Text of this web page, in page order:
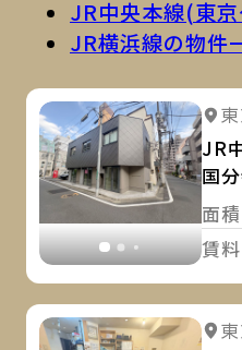
JR中央本線(東
JR横浜線の物件
詳
JR
国
面積
賃料
詳